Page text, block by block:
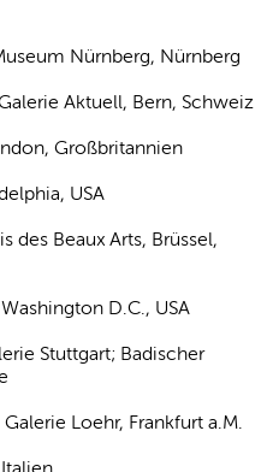
Nürnberg, Nürnberg
Aktuell, Bern, Schweiz
Großbritannien
USA
des Beaux Arts, Brüssel,
D.C., USA
Stuttgart; Badischer
Loehr, Frankfurt a.M.